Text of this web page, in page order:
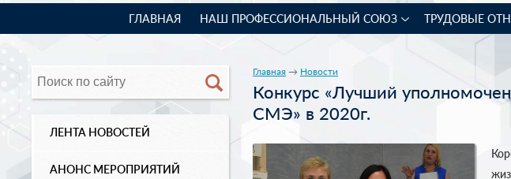
ГЛАВНАЯ НАШ ПРОФЕССИОНАЛЬНЫЙ СОЮЗ ТРУДОВЫЕ
ЛЕНТА НОВОСТЕЙ
АНОНС МЕРОПРИЯТИЙ
Главная → Новости
Конкурс «Лучший
СМЭ» в 2020г.